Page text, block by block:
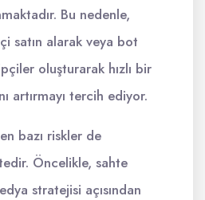
Bu nedenle,
satın alarak veya bot
oluşturarak hızlı bir
artırmayı tercih ediyor.
bazı riskler de
Öncelikle, sahte
stratejisi açısından